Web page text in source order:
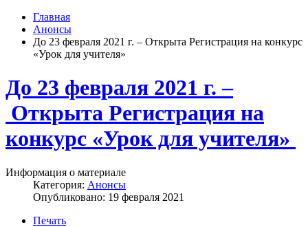
Главная
Анонсы
До 23 февраля 2021 г. – Открыта Регистрация на конкурс
«Урок для учителя»
До 23 февраля 2021 г. –
Открыта Регистрация на
конкурс «Урок для учителя»
Информация о материале
Категория: Анонсы
Опубликовано: 19 февраля 2021
Печать